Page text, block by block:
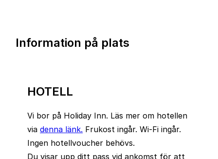
Information på plats
HOTELL
Vi bor på Holiday Inn. Läs mer om hotellen
via denna länk. Frukost ingår. Wi-Fi ingår.
Ingen hotellvoucher behövs.
Du visar upp ditt pass vid ankomst för att